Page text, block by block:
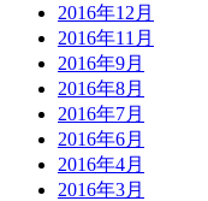
2016年12月
2016年11月
2016年9月
2016年8月
2016年7月
2016年6月
2016年4月
2016年3月